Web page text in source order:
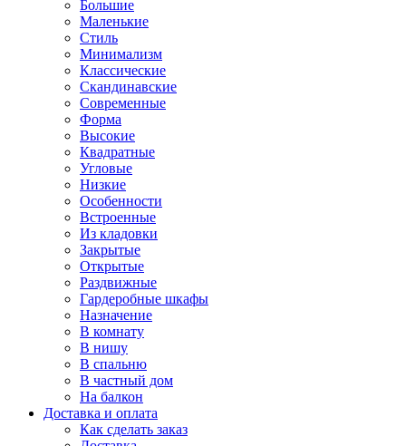
Большие
Маленькие
Стиль
Минимализм
Классические
Скандинавские
Современные
Форма
Высокие
Квадратные
Угловые
Низкие
Особенности
Встроенные
Из кладовки
Закрытые
Открытые
Раздвижные
Гардеробные шкафы
Назначение
В комнату
В нишу
В спальню
В частный дом
На балкон
Доставка и оплата
Как сделать заказ